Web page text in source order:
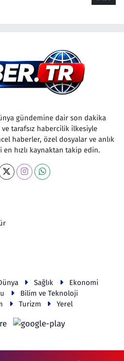
gündemine dair son dakika
tarafsız habercilik ilkesiyle
haberler, özel dosyalar ve anlık
hızlı kaynaktan takip edin.
Sağlık
Ekonomi
Bilim ve Teknoloji
Turizm Yerel